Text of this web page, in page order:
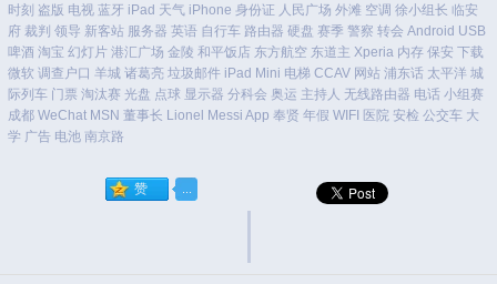
时刻 盗版 电视 蓝牙 iPad 天气 iPhone 身份证 人民广场 外滩 空调 徐小组长 临安
府 裁判 领导 新客站 服务器 英语 自行车 路由器 硬盘 赛季 警察 转会 Android USB
啤酒 淘宝 幻灯片 港汇广场 金陵 和平饭店 东方航空 东道主 Xperia 内存 保安 下载
微软 调查户口 羊城 诸葛亮 垃圾邮件 iPad Mini 电梯 CCAV 网站 浦东话 太平洋 城
际列车 门票 淘汰赛 光盘 点球 显示器 分科会 奥运 主持人 无线路由器 电话 小组赛
成都 WeChat MSN 董事长 Lionel Messi App 奉贤 年假 WIFI 医院 安检 公交车 大
学 广告 电池 南京路